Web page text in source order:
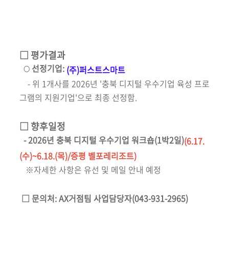
□ 평가결과
○ 선정기업: (주)퍼스트스마트
- 위 1개사를 2026년 '충북 디지털 우수기업 육성 프로
그램의 지원기업'으로 최종 선정함.
□ 향후일정
- 2026년 충북 디지털 우수기업 워크숍(1박2일)(6.17.
(수)~6.18.(목)/증평 벨포레리조트)
※자세한 사항은 유선 및 메일 안내 예정
□ 문의처: AX거점팀 사업담당자(043-931-2965)